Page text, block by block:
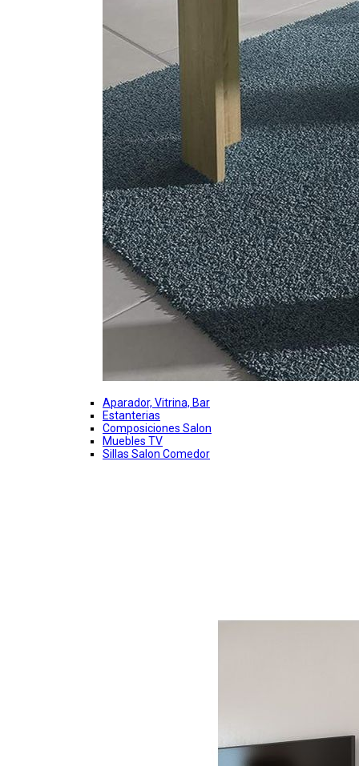
Aparador, Vitrina, Bar
Estanterias
Composiciones Salon
Muebles TV
Sillas Salon Comedor